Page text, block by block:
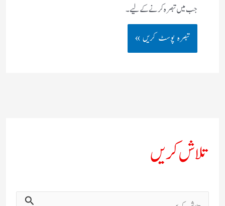
جب میں تبصرہ کرنے کےلیے۔
تلاش کریں